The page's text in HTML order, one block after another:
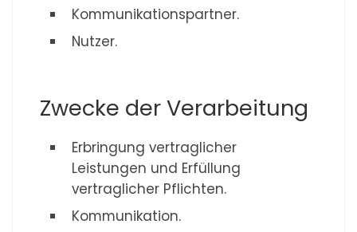
Kommunikationspartner.
Nutzer.
Zwecke der Verarbeitung
Erbringung vertraglicher
Leistungen und Erfüllung
vertraglicher Pflichten.
Kommunikation.